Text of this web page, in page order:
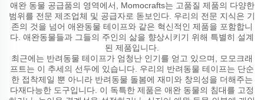
애완 동물 공급품의 영역에서, Momocrafts는 고품질 제품의 다양한
범위를 전문 제조업체 및 공급자로 돋보인다. 우리의 전문 지식은 기
존의 것을 넘어 애완동물 테이프와 같은 혁신적인 제품을 포함합니
다. 애완동물들과 그들의 주인의 삶을 향상시키기 위해 특별히 설계
된 제품입니다.
최근에는 반려동물 테이프가 엄청난 인기를 얻고 있으며, 모모크래
프트는 이 추세의 선두에 있습니다. 우리의 반려동물 테이프는 단순
한 접착제일 뿐 아니라 반려동물 돌봄에 재미와 창의성을 더해주는
다재다능한 도구입니다. 이 독특한 제품은 애완 동물의 침대를 고정